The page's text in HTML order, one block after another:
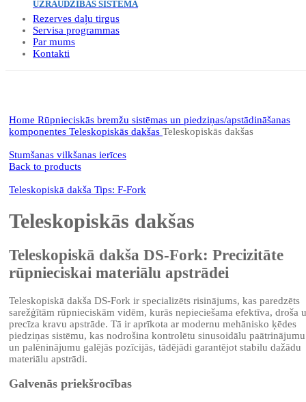
UZRAUDZĪBAS SISTĒMA
Rezerves daļu tirgus
Servisa programmas
Par mums
Kontakti
Home Rūpnieciskās bremžu sistēmas un piedziņas/apstādināšanas
komponentes Teleskopiskās dakšas Teleskopiskās dakšas
Stumšanas vilkšanas ierīces
Back to products
Teleskopiskā dakša Tips: F-Fork
Teleskopiskās dakšas
Teleskopiskā dakša DS-Fork: Precizitāte
rūpnieciskai materiālu apstrādei
Teleskopiskā dakša DS-Fork ir specializēts risinājums, kas paredzēts
sarežģītām rūpnieciskām vidēm, kurās nepieciešama efektīva, droša
precīza kravu apstrāde. Tā ir aprīkota ar modernu mehānisko ķēdes
piedziņas sistēmu, kas nodrošina kontrolētu sinusoidālu paātrinājumu
un palēninājumu galējās pozīcijās, tādējādi garantējot stabilu dažādu
materiālu apstrādi.
Galvenās priekšrocības